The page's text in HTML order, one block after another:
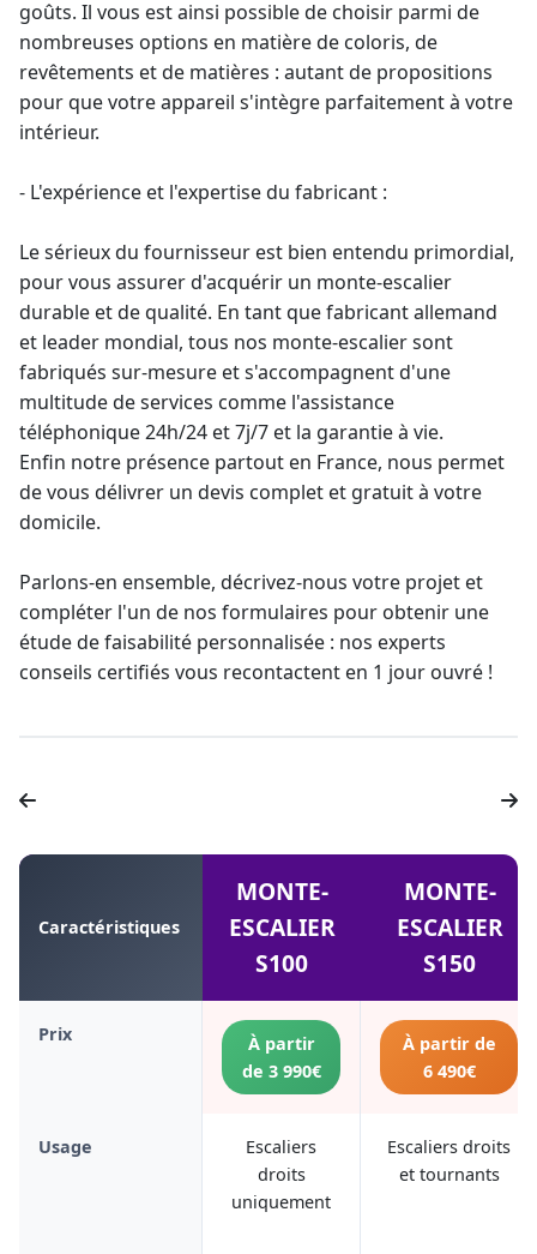
goûts. Il vous est ainsi possible de choisir parmi de
nombreuses options en matière de coloris, de
revêtements et de matières : autant de propositions
pour que votre appareil s'intègre parfaitement à votre
intérieur.
- L'expérience et l'expertise du fabricant :
Le sérieux du fournisseur est bien entendu primordial,
pour vous assurer d'acquérir un monte-escalier
durable et de qualité. En tant que fabricant allemand
et leader mondial, tous nos monte-escalier sont
fabriqués sur-mesure et s'accompagnent d'une
multitude de services comme l'assistance
téléphonique 24h/24 et 7j/7 et la garantie à vie.
Enfin notre présence partout en France, nous permet
de vous délivrer un devis complet et gratuit à votre
domicile.
Parlons-en ensemble, décrivez-nous votre projet et
compléter l'un de nos formulaires pour obtenir une
étude de faisabilité personnalisée : nos experts
conseils certifiés vous recontactent en 1 jour ouvré !
Caractéristiques
MONTE-
ESCALIER
S100
MONTE-
ESCALIER
S150
Prix
À partir
de 3 990€
À partir de
6 490€
Usage
Escaliers
droits
uniquement
Escaliers droits
et tournants